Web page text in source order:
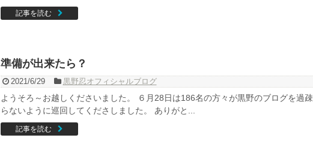
記事を読む
準備が出来たら？
2021/6/29 黒野忍オフィシャルブログ
ようそろ～お越しくださいました。 ６月28日は186名の方々が黒野のブログを過疎
らないように巡回してくださしました。 ありがと...
記事を読む